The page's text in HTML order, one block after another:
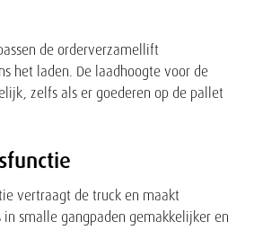
de orderverzamellift
het laden. De laadhoogte voor de
zelfs als er goederen op de pallet
vertraagt de truck en maakt
smalle gangpaden gemakkelijker en